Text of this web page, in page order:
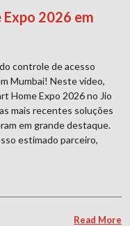
Expo 2026 em
controle de acesso
Mumbai! Neste vídeo,
Home Expo 2026 no Jio
mais recentes soluções
em grande destaque.
estimado parceiro,
Read More